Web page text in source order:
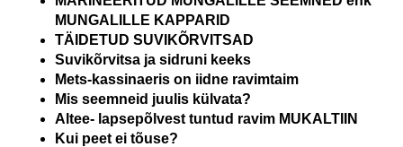
MUNGALILLE KAPPARID
TÄIDETUD SUVIKÕRVITSAD
Suvikõrvitsa ja sidruni keeks
Mets-kassinaeris on iidne ravimtaim
Mis seemneid juulis külvata?
Altee- lapsepõlvest tuntud ravim MUKALTIIN
Kui peet ei tõuse?